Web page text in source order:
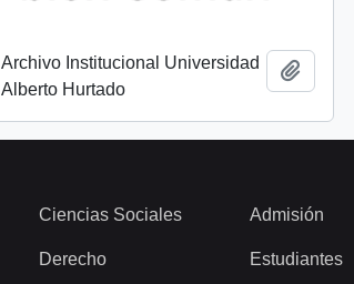
Archivo Institucional Universidad
Alberto Hurtado
Ciencias Sociales
Derecho
Admisión
Estudiantes